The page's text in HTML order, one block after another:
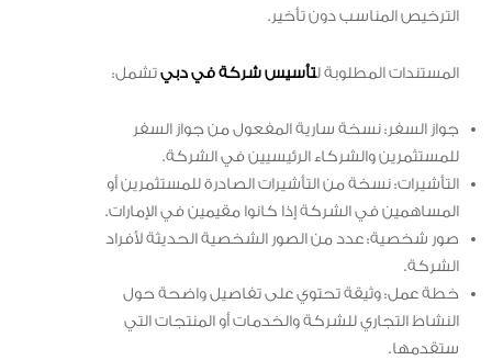
الترخيص المناسب دون تأخير.
المستندات المطلوبة لتأسيس شركة في دبيتشمل:
جواز السفر: نسخة سارية المفعول من جواز السفر
للمستثمرين والشركاء الرئيسيين في الشركة.
التأشيرات: نسخة من التأشيرات الصادرة للمستثمرين أو
المساهمين في الشركة إذا كانوا مقيمين في الإمارات.
صور شخصية: عدد من الصور الشخصية الحديثة لأفراد
الشركة.
خطة عمل: وثيقة تحتوي على تفاصيل واضحة حول
النشاط التجاري للشركة والخدمات أو المنتجات التي
ستقدمها.